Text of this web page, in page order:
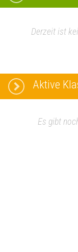
Derzeit ist
Aktive
Es gibt